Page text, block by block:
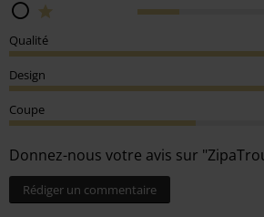
Qualité
Design
Coupe
Donnez-nous votre avis sur
Rédiger un commentaire